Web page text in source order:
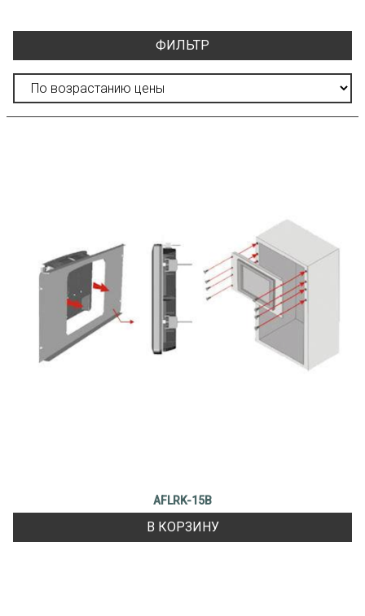
ФИЛЬТР
AFLRK-15B
В КОРЗИНУ